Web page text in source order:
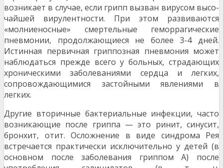
возникает в случае, если грипп вызван вирусом высо­
чайшей вирулентности. При этом развиваются
«молниенос­ные» смертельные геморрагические
пневмонии, продолжа­ющиеся не более 3-4 дней.
Истинная первичная гриппоз­ная пневмония может
наблюдаться прежде всего у больных, страдающих
хроническими заболеваниями сердца и лег­ких,
сопровождающимися застойными явлениями в
легких.
Другие вторичные бактериальные инфекции, часто
возникающие после гриппа — это ринит, синусит,
бронхит, отит. Осложнение в виде синдрома Рея
встречается прак­тически исключительно у детей (в
основном после забо­левания гриппом А) после